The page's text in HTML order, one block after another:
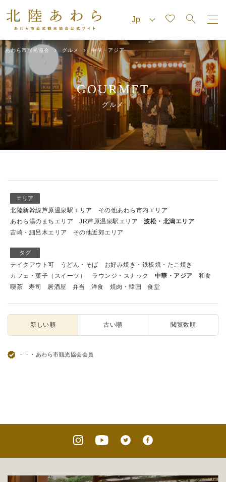
あわら市観光協会 グルメ 中華・アジア
GOURMET
グルメ
エリア
北陸新幹線芦原温泉駅エリア
その他あわら市内エリア
あわら湯のまちエリア
JR芦原温泉駅エリア
波松・北潟エリア
吉崎・細呂木エリア
その他近郊エリア
タグ
テイクアウト可 うどん・そば
お好み焼き・鉄板焼・たこ焼き
カフェ・菓子（スイーツ）
ラウンジ・スナック 中華・アジア
和食
喫茶
寿司 居酒屋 弁当 洋食 焼肉・韓国 食堂
新しい順 古い順 閲覧数順
・・・あわら市観光協会会員